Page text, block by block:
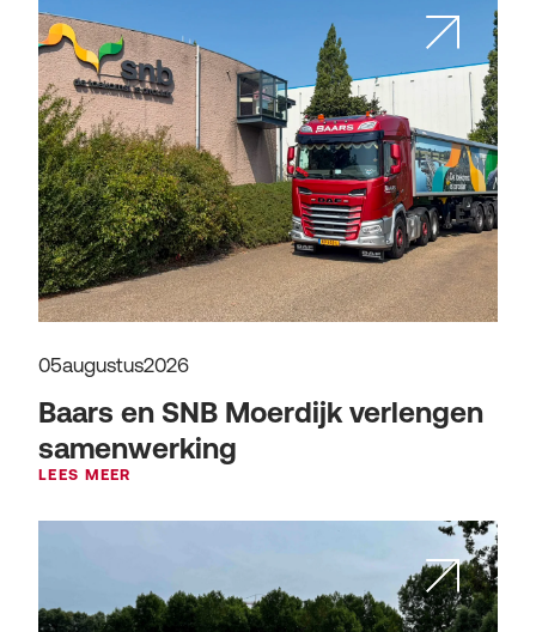
05augustus2026
Baars en SNB Moerdijk verlengen
samenwerking
LEES MEER